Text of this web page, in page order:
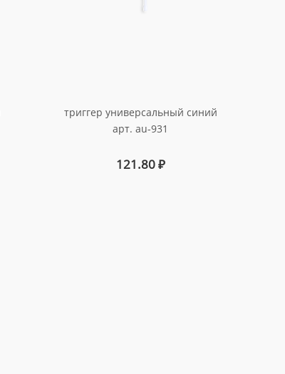
триггер универсальный синий
арт. au-931
121.80₽